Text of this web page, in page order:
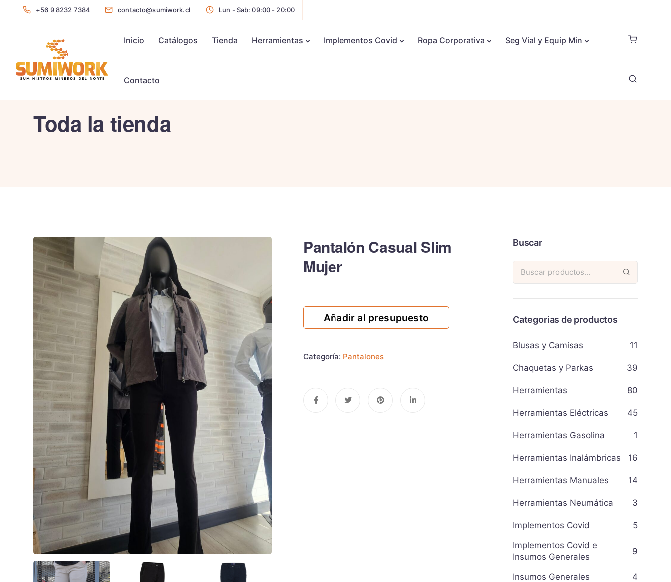
+56 9 8232 7384 contacto@sumiwork.cl Lun - Sab: 09:00 - 20:00
Inicio Catálogos Tienda Herramientas Implementos Covid Ropa Corporativa Seg Vial y Equip Min
Contacto
Toda la tienda
Pantalón Casual Slim
Mujer
Añadir al presupuesto
Categoría: Pantalones
Buscar
Categorias de productos
Blusas y Camisas 11
Chaquetas y Parkas 39
Herramientas 80
Herramientas Eléctricas 45
Herramientas Gasolina 1
Herramientas Inalámbricas 16
Herramientas Manuales 14
Herramientas Neumática 3
Implementos Covid
5
Implementos Covid e
Insumos Generales
9
Insumos Generales 4